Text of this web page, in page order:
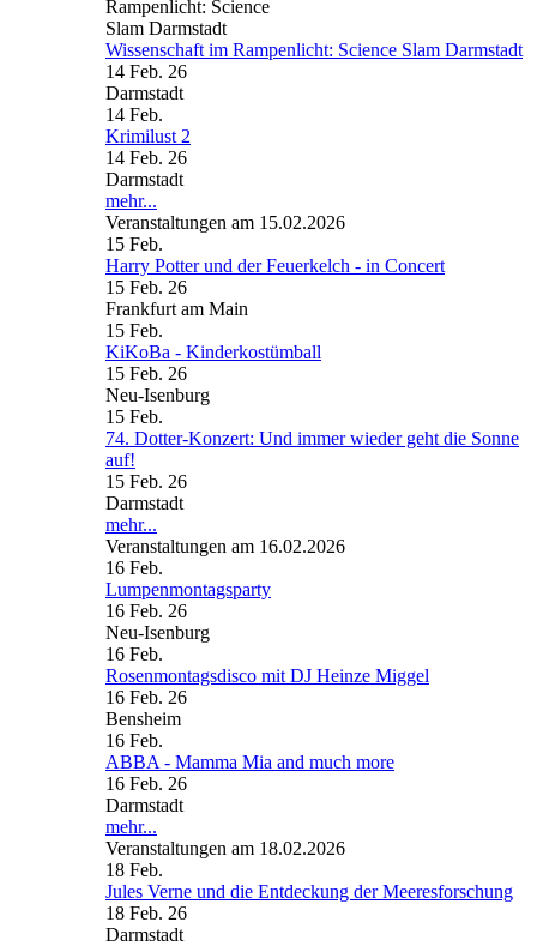
Wissenschaft im Rampenlicht: Science Slam Darmstadt
14 Feb. 26
Darmstadt
14 Feb.
Krimilust 2
14 Feb. 26
Darmstadt
mehr...
Veranstaltungen am 15.02.2026
15 Feb.
Harry Potter und der Feuerkelch - in Concert
15 Feb. 26
Frankfurt am Main
15 Feb.
KiKoBa - Kinderkostümball
15 Feb. 26
Neu-Isenburg
15 Feb.
74. Dotter-Konzert: Und immer wieder geht die Sonne
auf!
15 Feb. 26
Darmstadt
mehr...
Veranstaltungen am 16.02.2026
16 Feb.
Lumpenmontagsparty
16 Feb. 26
Neu-Isenburg
16 Feb.
Rosenmontagsdisco mit DJ Heinze Miggel
16 Feb. 26
Bensheim
16 Feb.
ABBA - Mamma Mia and much more
16 Feb. 26
Darmstadt
mehr...
Veranstaltungen am 18.02.2026
18 Feb.
Jules Verne und die Entdeckung der Meeresforschung
18 Feb. 26
Darmstadt